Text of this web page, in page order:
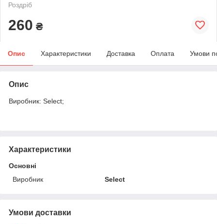
Роздріб
260 ₴
Опис Характеристики Доставка Оплата Умови
Опис
Виробник: Select;
Характеристики
Основні
Виробник
Select
Умови доставки